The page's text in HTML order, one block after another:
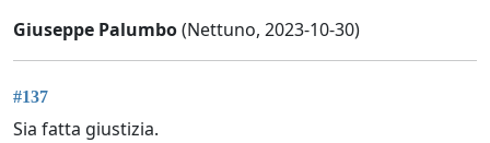
Giuseppe Palumbo(Nettuno, 2023-10-30)
#137
Sia fatta giustizia.